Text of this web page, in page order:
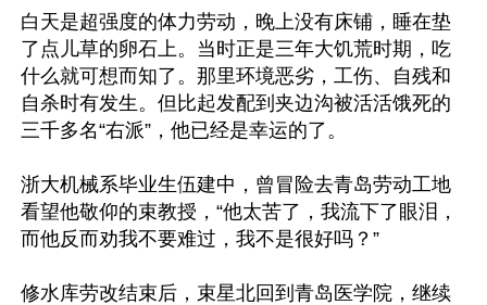
白天是超强度的体力劳动，晚上没有床铺，睡在垫
了点儿草的卵石上。当时正是三年大饥荒时期，吃
什么就可想而知了。那里环境恶劣，工伤、自残和
自杀时有发生。但比起发配到夹边沟被活活饿死的
三千多名“右派”，他已经是幸运的了。
浙大机械系毕业生伍建中，曾冒险去青岛劳动工地
看望他敬仰的束教授，“他太苦了，我流下了眼泪，
而他反而劝我不要难过，我不是很好吗？”
修水库劳改结束后，束星北回到青岛医学院，继续